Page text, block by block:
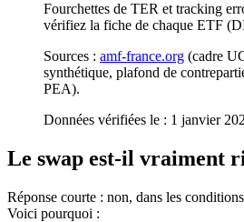
Fourchettes de TER et tracking
vérifiez la fiche de chaque ETF
Sources : amf-france.org (cadre
synthétique, plafond de
PEA).
Données vérifiées le : 1 janvier
Le swap est-il vraiment
Réponse courte : non, dans les
Voici pourquoi :